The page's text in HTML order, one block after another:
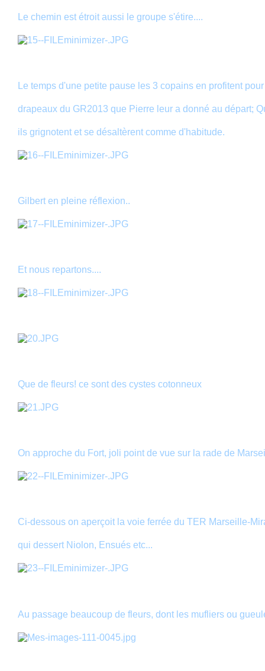
Le chemin est étroit aussi le groupe s'étire....
Le temps d'une petite pause les 3 copains en profitent
drapeaux du GR2013 que Pierre leur a donné au départ;
ils grignotent et se désaltèrent comme d'habitude.
Gilbert en pleine réflexion..
Et nous repartons....
Que de fleurs! ce sont des cystes cotonneux
On approche du Fort, joli point de vue sur la rade de
Ci-dessous on aperçoit la voie ferrée du TER Marseille-
qui dessert Niolon, Ensués etc...
Au passage beaucoup de fleurs, dont les mufliers ou